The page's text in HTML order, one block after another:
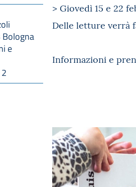
e
> Giovedì 15 e 22
Delle letture verrà
Informazioni e